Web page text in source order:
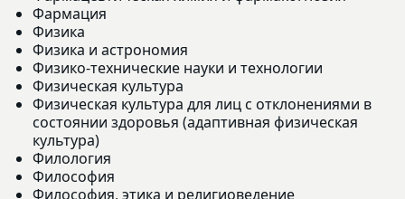
Фармация
Физика
Физика и астрономия
Физико-технические науки и технологии
Физическая культура
Физическая культура для лиц с отклонениями в
состоянии здоровья (адаптивная физическая
культура)
Филология
Философия
Философия, этика и религиоведение